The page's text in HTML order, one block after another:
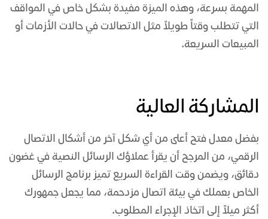
المهمة بسرعة، وهذه الميزة مفيدة بشكل خاص في المواقف
التي تتطلب وقتاً طويلاً مثل الاتصالات في حالات الأزمات أو
المبيعات السريعة.
المشاركة العالية
بفضل معدل فتح أعلى من أي شكل آخر من أشكال الاتصال
الرقمي، من المرجح أن يقرأ عملاؤك الرسائل النصية في غضون
دقائق، ويضمن وقت القراءة السريع تميز برنامج الرسائل
الخاص بعملك في بيئة اتصال مزدحمة، مما يجعل جمهورك
أكثر ميلاً إلى اتخاذ الإجراء المطلوب.